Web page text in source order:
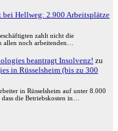
Hellweg: 2.900 Arbeitsplätze
zahlt nicht die
allen noch arbeitenden…
beantragt Insolvenz! zu
in Rüsselsheim (bis zu 300
in Rüsselsheim auf unter 8.000
die Betriebskosten in…